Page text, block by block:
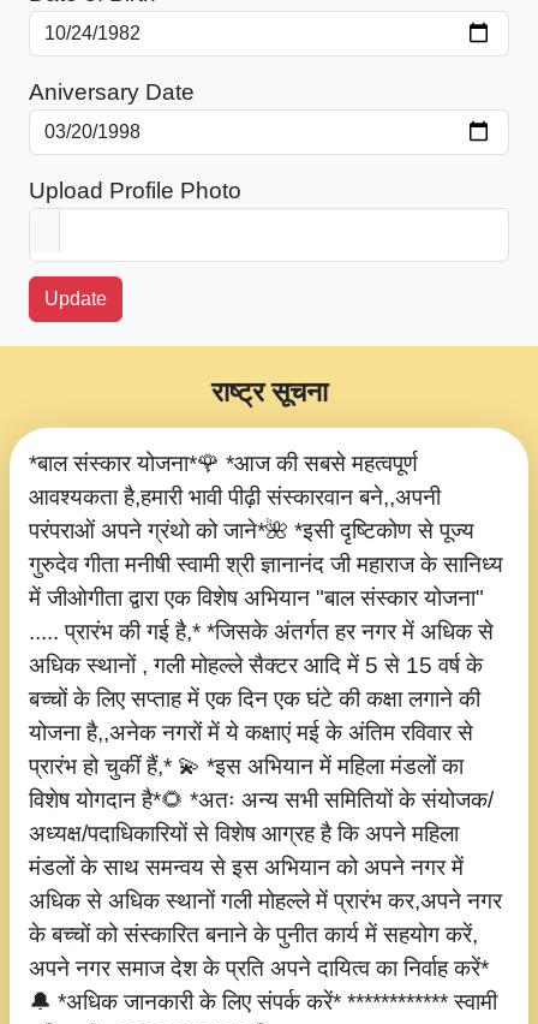
Aniversary Date
Upload Profile Photo
Update
*बाल संस्कार योजना*🌹 *आज की सबसे महत्वपूर्ण
आवश्यकता है,हमारी भावी पीढ़ी संस्कारवान बने,,अपनी
परंपराओं अपने ग्रंथो को जाने*🌺 *इसी दृष्टिकोण से पूज्य
गुरुदेव गीता मनीषी स्वामी श्री ज्ञानानंद जी महाराज के सानिध्य
में जीओगीता द्वारा एक विशेष अभियान "बाल संस्कार योजना"
..... प्रारंभ की गई है,* *जिसके अंतर्गत हर नगर में अधिक से
अधिक स्थानों , गली मोहल्ले सैक्टर आदि में 5 से 15 वर्ष के
बच्चों के लिए सप्ताह में एक दिन एक घंटे की कक्षा लगाने की
योजना है,,अनेक नगरों में ये कक्षाएं मई के अंतिम रविवार से
प्रारंभ हो चुकीं हैं,* 💫 *इस अभियान में महिला मंडलों का
विशेष योगदान है*🌻 *अतः अन्य सभी समितियों के संयोजक/
अध्यक्ष/पदाधिकारियों से विशेष आग्रह है कि अपने महिला
मंडलों के साथ समन्वय से इस अभियान को अपने नगर में
अधिक से अधिक स्थानों गली मोहल्ले में प्रारंभ कर,अपने नगर
के बच्चों को संस्कारित बनाने के पुनीत कार्य में सहयोग करें,
अपने नगर समाज देश के प्रति अपने दायित्व का निर्वाह करें*
🔔 *अधिक जानकारी के लिए संपर्क करें* ************ स्वामी
राष्ट्र सूचना